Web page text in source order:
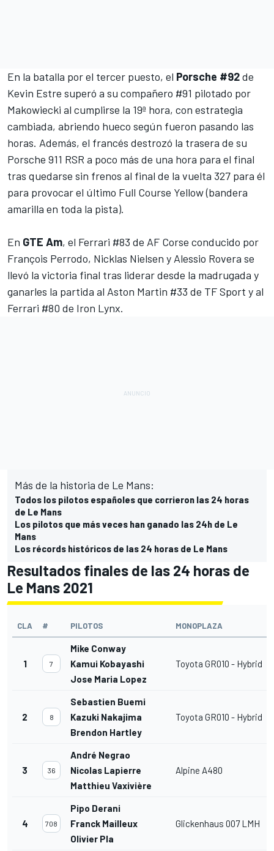
En la batalla por el tercer puesto, el Porsche #92de
Kevin Estre superó a su compañero #91 pilotado por
Makowiecki al cumplirse la 19ª hora, con estrategia
cambiada, abriendo hueco según fueron pasando las
horas. Además, el francés destrozó la trasera de su
Porsche 911 RSR a poco más de una hora para el final
tras quedarse sin frenos al final de la vuelta 327 para él
para provocar el último Full Course Yellow (bandera
amarilla en toda la pista).
En GTE Am, el Ferrari #83 de AF Corse conducido por
François Perrodo, Nicklas Nielsen y Alessio Rovera se
llevó la victoria final tras liderar desde la madrugada y
ganarles la partida al Aston Martin #33 de TF Sport y al
Ferrari #80 de Iron Lynx.
Más de la historia de Le Mans:
Todos los pilotos españoles que corrieron las 24 horas
de Le Mans
Los pilotos que más veces han ganado las 24h de Le
Mans
Los récords históricos de las 24 horas de Le Mans
Resultados finales de las 24 horas de
Le Mans 2021
CLA # PILOTOS MONOPLAZA
1 7
Mike Conway
Kamui Kobayashi
Jose Maria Lopez
Toyota GR010 - Hybrid
2 8
Sebastien Buemi
Kazuki Nakajima
Brendon Hartley
Toyota GR010 - Hybrid
3 36
André Negrao
Nicolas Lapierre
Matthieu Vaxivière
Alpine A480
4 708
Pipo Derani
Franck Mailleux
Olivier Pla
Glickenhaus 007 LMH